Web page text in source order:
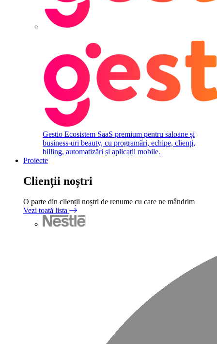
Gestio Ecosistem SaaS premium pentru saloane și
business-uri beauty, cu programări, echipe, clienți,
billing, automatizări și aplicații mobile.
Proiecte
Clienții noștri
O parte din clienții noștri de renume cu care ne mândrim
Vezi toată lista